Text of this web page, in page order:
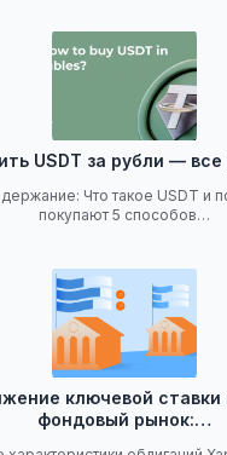
USDT за рубли —
Что такое USDT и
покупают 5 способов…
ключевой ставки
фондовый рынок:…